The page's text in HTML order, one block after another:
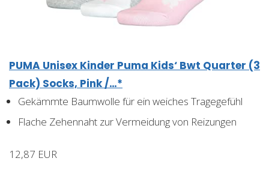
PUMA Unisex Kinder Puma Kids‘ Bwt Quarter (3
Pack) Socks, Pink /…*
Gekämmte Baumwolle für ein weiches Tragegefühl
Flache Zehennaht zur Vermeidung von Reizungen
12,87 EUR